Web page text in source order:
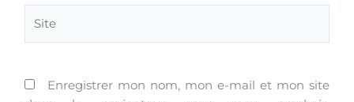
Enregistrer mon nom, mon e-mail et mon site